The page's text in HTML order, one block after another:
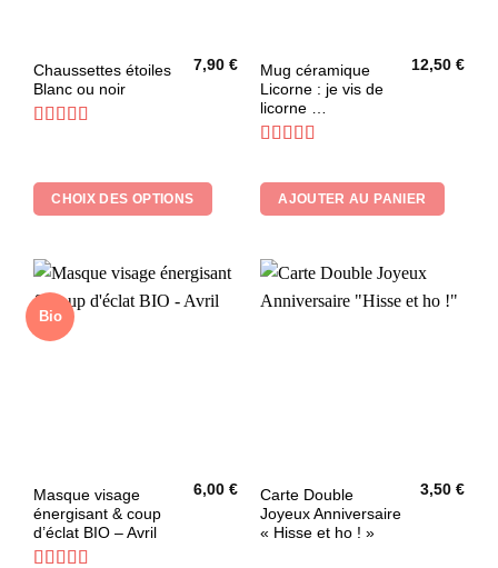
Chaussettes étoiles
Blanc ou noir
7,90€
CHOIX DES OPTIONS
Ce
produit
a
Les
options
être
choisies
sur
la
Mug céramique
Licorne : je vis de
licorne …
12,50€
AJOUTER AU PANIER
Bio
Masque visage
énergisant & coup
d’éclat BIO – Avril
6,00€
Carte Double
Joyeux Anniversaire
« Hisse et ho ! »
3,50€